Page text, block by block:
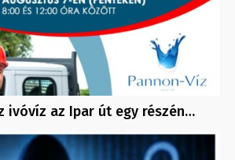
ivóvíz az Ipar út egy részén…